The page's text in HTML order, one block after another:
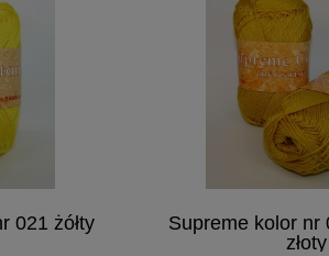
021 żółty
Supreme kolor nr
złoty